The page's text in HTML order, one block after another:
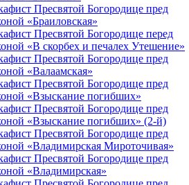
Пресвятой Богородице пред
«Браиловская»
Пресвятой Богородице перед
«В скорбех и печалех Утешение»
Пресвятой Богородице пред
«Валаамская»
Пресвятой Богородице пред
«Взыскание погибших»
Пресвятой Богородице пред
«Взыскание погибших» (2-й)
Пресвятой Богородице пред
«Владимирская Мироточивая»
Пресвятой Богородице пред
«Владимирская»